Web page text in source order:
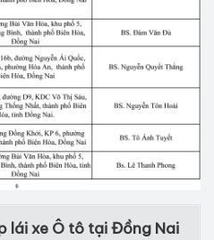
lái xe Ô tô tại Đồng Nai